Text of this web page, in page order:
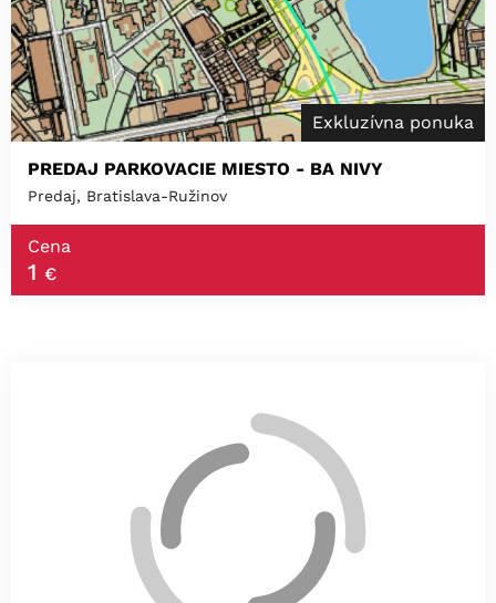
Exkluzívna ponuka
PREDAJ PARKOVACIE MIESTO - BA NIVY
Predaj, Bratislava-Ružinov
Cena
1 €